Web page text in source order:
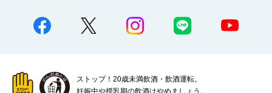
ストップ！20歳未満飲酒・飲酒運転。
妊娠中や授乳期の飲酒はやめましょう。